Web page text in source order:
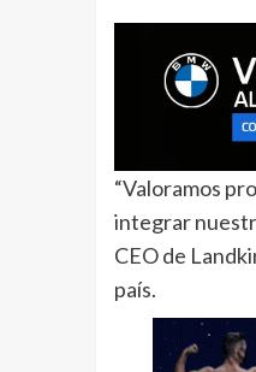
“Valoramos
integrar
CEO de
país.